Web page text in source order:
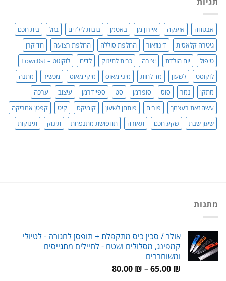
אבטחה אזעקה איירון מן באטמן בובות לילדים בזול
בית חכם
גיטרה קלאסית
דינוזאור החלפת סוללה החלפת רצועה
חד קרן
טיפול
יום הולדת יצירה כרית לתינוק לדים
לוקו0ט – Lowc0st
לוקוסט
לשעון מד לחות מיני מאוס מיקי מאוס מכשיר
מתנה
מתקן
נמר סוס סופרמן סט ספיידרמן עיצוב
ערכה
עשה זאת בעצמך
פורים פותחן לשעון קומיקס קיט
קפטן אמריקה
שעון שבת
שקע חכם תאורה תחפושת מתנפחת תינוק תינוקות
מתנות
אולר / סכין כיס מתקפלת + תופסן לחגורה - לטיולי
קמפינג, מסלולים ושטח - לחיילים מתגייסים
ומשוחררים
65.00 ₪
–
80.00 ₪
טווח